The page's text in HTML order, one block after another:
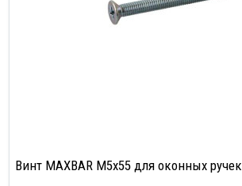
Винт MAXBAR М5x55 для оконных ручек